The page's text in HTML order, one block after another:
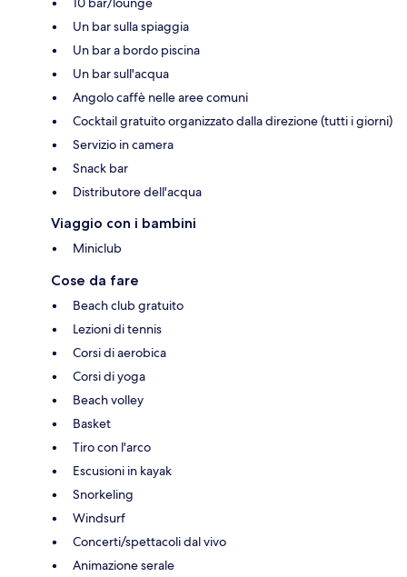
Un bar sulla spiaggia
Un bar a bordo piscina
Un bar sull'acqua
Angolo caffè nelle aree comuni
Cocktail gratuito organizzato dalla direzione (tutti i giorni)
Servizio in camera
Snack bar
Distributore dell'acqua
Viaggio con i bambini
Miniclub
Cose da fare
Beach club gratuito
Lezioni di tennis
Corsi di aerobica
Corsi di yoga
Beach volley
Basket
Tiro con l'arco
Escusioni in kayak
Snorkeling
Windsurf
Concerti/spettacoli dal vivo
Animazione serale